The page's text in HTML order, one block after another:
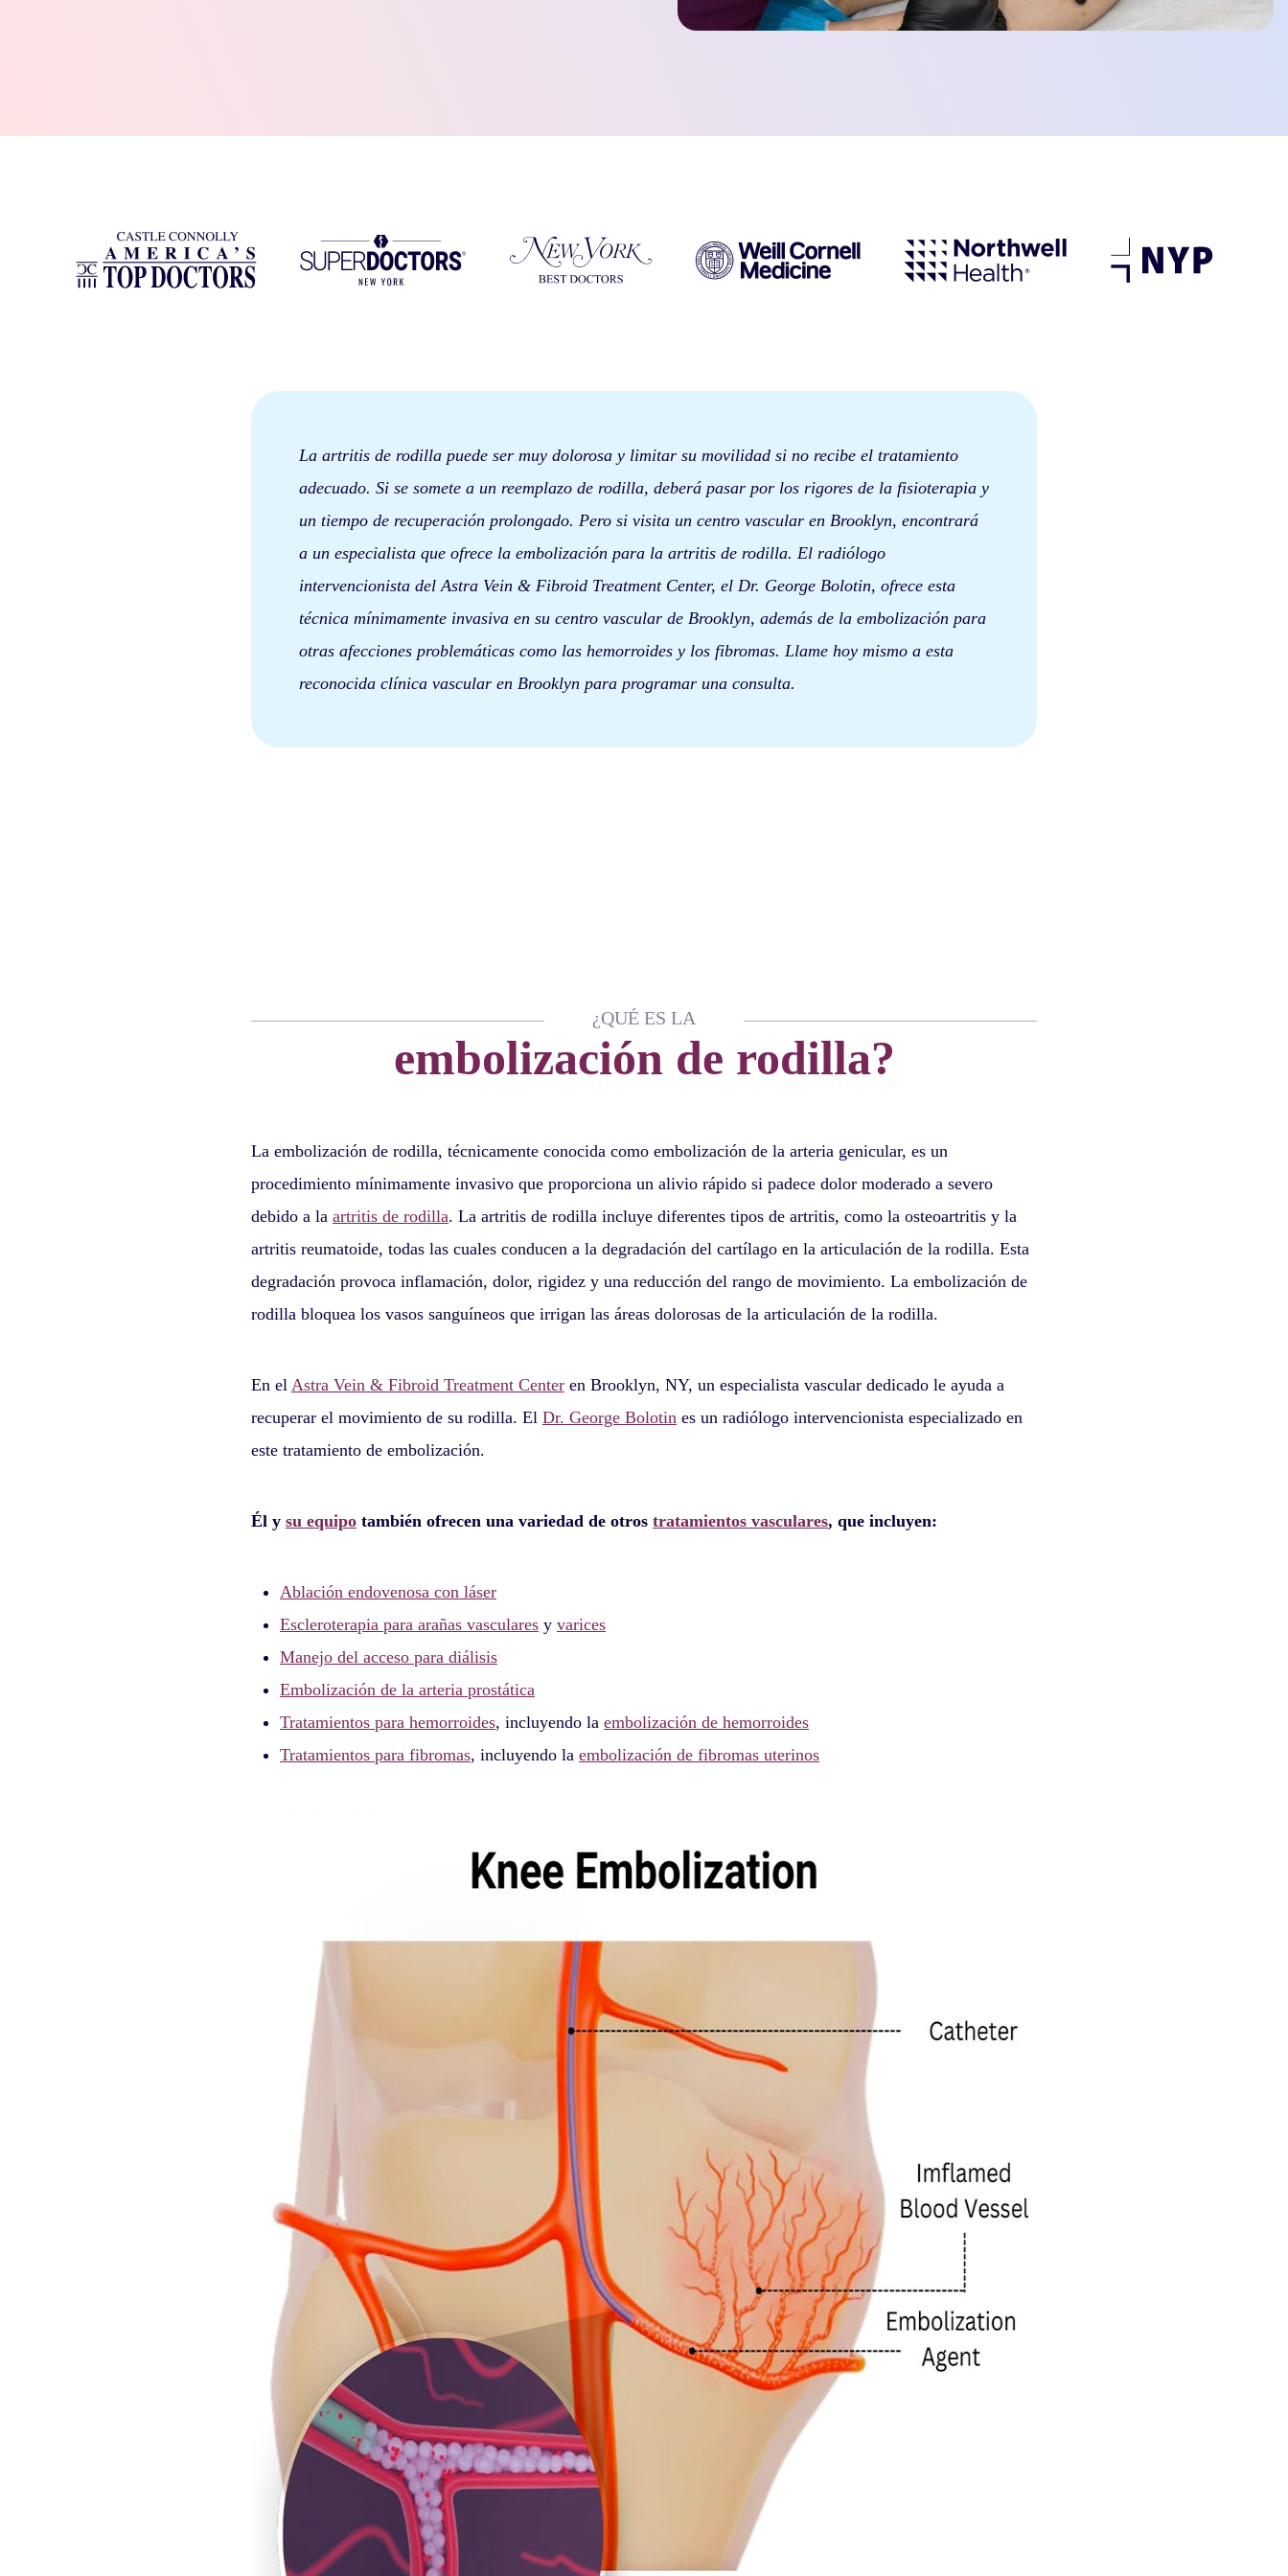
La artritis de rodilla puede ser muy dolorosa y limitar su movilidad si no recibe el tratamiento
adecuado. Si se somete a un reemplazo de rodilla, deberá pasar por los rigores de la fisioterapia y
un tiempo de recuperación prolongado. Pero si visita un centro vascular en Brooklyn, encontrará
a un especialista que ofrece la embolización para la artritis de rodilla. El radiólogo
intervencionista del Astra Vein & Fibroid Treatment Center, el Dr. George Bolotin, ofrece esta
técnica mínimamente invasiva en su centro vascular de Brooklyn, además de la embolización para
otras afecciones problemáticas como las hemorroides y los fibromas. Llame hoy mismo a esta
reconocida clínica vascular en Brooklyn para programar una consulta.
¿QUÉ ES LA
embolización de rodilla?
La embolización de rodilla, técnicamente conocida como embolización de la arteria genicular, es un
procedimiento mínimamente invasivo que proporciona un alivio rápido si padece dolor moderado a severo
debido a la artritis de rodilla. La artritis de rodilla incluye diferentes tipos de artritis, como la osteoartritis y la
artritis reumatoide, todas las cuales conducen a la degradación del cartílago en la articulación de la rodilla. Esta
degradación provoca inflamación, dolor, rigidez y una reducción del rango de movimiento. La embolización de
rodilla bloquea los vasos sanguíneos que irrigan las áreas dolorosas de la articulación de la rodilla.
En el Astra Vein & Fibroid Treatment Center en Brooklyn, NY, un especialista vascular dedicado le ayuda a
recuperar el movimiento de su rodilla. El Dr. George Bolotin es un radiólogo intervencionista especializado en
este tratamiento de embolización.
Él y su equipo también ofrecen una variedad de otros tratamientos vasculares, que incluyen:
Ablación endovenosa con láser
Escleroterapia para arañas vasculares y varices
Manejo del acceso para diálisis
Embolización de la arteria prostática
Tratamientos para hemorroides, incluyendo la embolización de hemorroides
Tratamientos para fibromas, incluyendo la embolización de fibromas uterinos